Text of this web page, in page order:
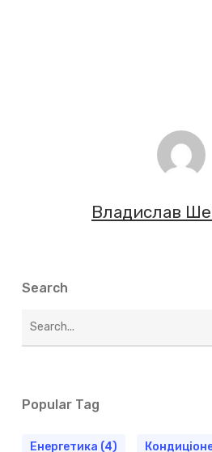
Владислав
Search
Popular Tag
Енергетика (4)